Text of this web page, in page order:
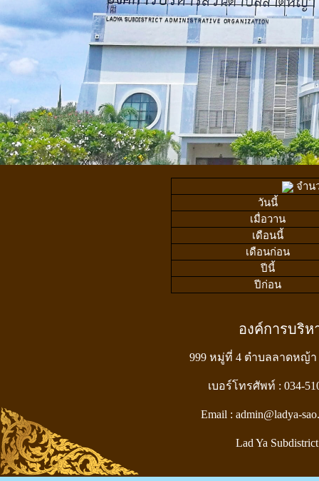
จำน
วันนี้
เมื่อวาน
เดือนนี้
เดือนก่อน
ปีนี้
ปีก่อน
องค์การบริ
999 หมู่ที่ 4 ตำบลลาดหญ้า
เบอร์โทรศัพท์ : 034-
Email : admin@ladya-
Lad Ya